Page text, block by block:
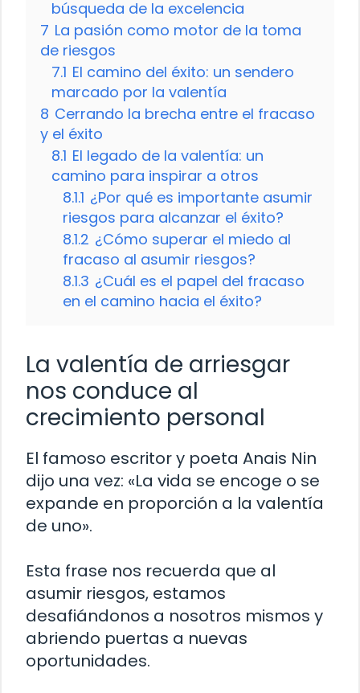
búsqueda de la excelencia
7 La pasión como motor de la toma
de riesgos
7.1 El camino del éxito: un sendero
marcado por la valentía
8 Cerrando la brecha entre el fracaso
y el éxito
8.1 El legado de la valentía: un
camino para inspirar a otros
8.1.1 ¿Por qué es importante asumir
riesgos para alcanzar el éxito?
8.1.2 ¿Cómo superar el miedo al
fracaso al asumir riesgos?
8.1.3 ¿Cuál es el papel del fracaso
en el camino hacia el éxito?
La valentía de arriesgar
nos conduce al
crecimiento personal
El famoso escritor y poeta Anais Nin
dijo una vez: «La vida se encoge o se
expande en proporción a la valentía
de uno».
Esta frase nos recuerda que al
asumir riesgos, estamos
desafiándonos a nosotros mismos y
abriendo puertas a nuevas
oportunidades.